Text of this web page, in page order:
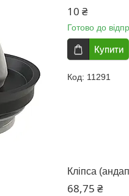
10 ₴
Готово до
Купити
11291
Кліпса
68,75 ₴